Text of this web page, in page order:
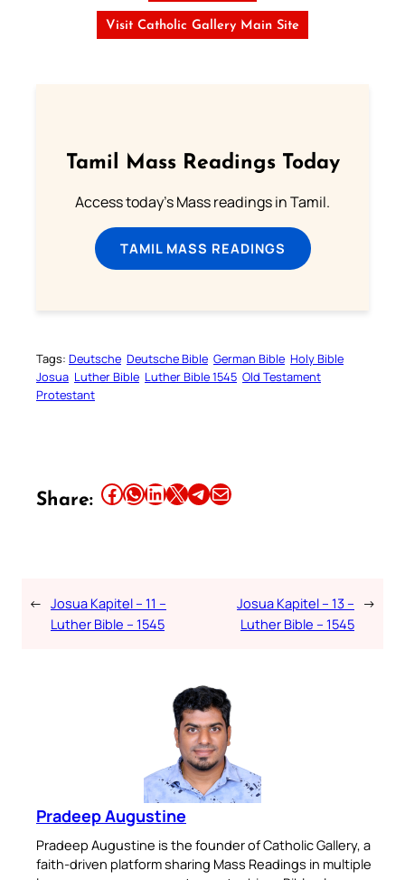
Visit Catholic Gallery Main Site
Tamil Mass Readings Today
Access today's Mass readings in Tamil.
TAMIL MASS READINGS
Tags: Deutsche Deutsche Bible German Bible Holy Bible
Josua Luther Bible Luther Bible 1545 Old Testament
Protestant
Share: Share this article on Facebook Share this article on WhatsApp Share this article on LinkedIn Share this article on X Share this article on TelegramEmail this Article
← Josua Kapitel – 11 –
Luther Bible – 1545
Josua Kapitel – 13 –
Luther Bible – 1545
→
Pradeep Augustine
Pradeep Augustine is the founder of Catholic Gallery, a
faith-driven platform sharing Mass Readings in multiple